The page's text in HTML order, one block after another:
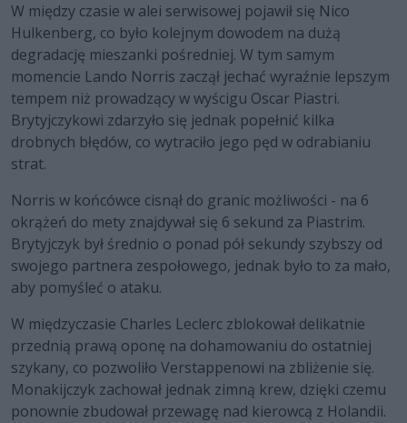
W między czasie w alei serwisowej pojawił się Nico
Hulkenberg, co było kolejnym dowodem na dużą
degradację mieszanki pośredniej. W tym samym
momencie Lando Norris zaczął jechać wyraźnie lepszym
tempem niż prowadzący w wyścigu Oscar Piastri.
Brytyjczykowi zdarzyło się jednak popełnić kilka
drobnych błędów, co wytraciło jego pęd w odrabianiu
strat.
Norris w końcówce cisnął do granic możliwości - na 6
okrążeń do mety znajdywał się 6 sekund za Piastrim.
Brytyjczyk był średnio o ponad pół sekundy szybszy od
swojego partnera zespołowego, jednak było to za mało,
aby pomyśleć o ataku.
W międzyczasie Charles Leclerc zblokował delikatnie
przednią prawą oponę na dohamowaniu do ostatniej
szykany, co pozwoliło Verstappenowi na zbliżenie się.
Monakijczyk zachował jednak zimną krew, dzięki czemu
ponownie zbudował przewagę nad kierowcą z Holandii.